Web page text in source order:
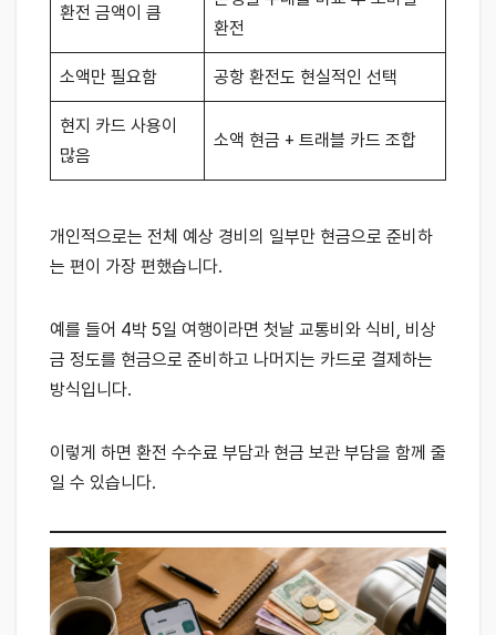
환전 금액이 큼
환전
소액만 필요함 공항 환전도 현실적인 선택
현지 카드 사용이
많음
소액 현금 + 트래블 카드 조합
개인적으로는 전체 예상 경비의 일부만 현금으로 준비하
는 편이 가장 편했습니다.
예를 들어 4박 5일 여행이라면 첫날 교통비와 식비, 비상
금 정도를 현금으로 준비하고 나머지는 카드로 결제하는
방식입니다.
이렇게 하면 환전 수수료 부담과 현금 보관 부담을 함께 줄
일 수 있습니다.